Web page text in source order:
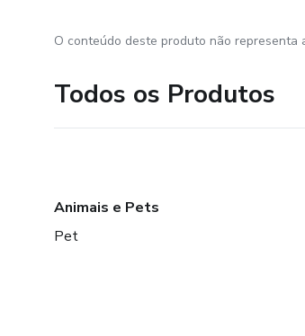
O conteúdo deste produto não representa
Todos os Produtos
Animais e Pets
Pet